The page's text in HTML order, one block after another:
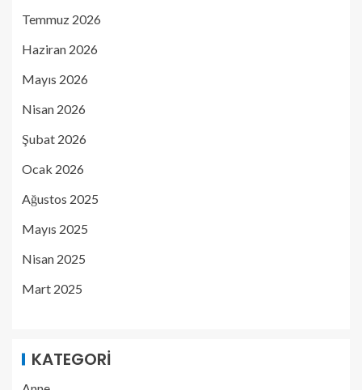
Temmuz 2026
Haziran 2026
Mayıs 2026
Nisan 2026
Şubat 2026
Ocak 2026
Ağustos 2025
Mayıs 2025
Nisan 2025
Mart 2025
KATEGORI